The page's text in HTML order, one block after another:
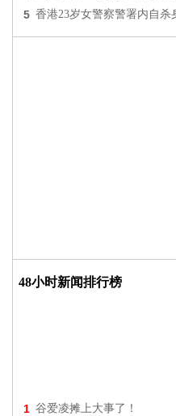
5 香港23岁女警察警署内自杀
48小时新闻排行榜
1 谷爱凌摊上大事了！